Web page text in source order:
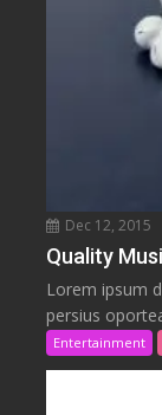
Dec 12, 2015
Quality
Lorem ipsum
persius
Entertainment